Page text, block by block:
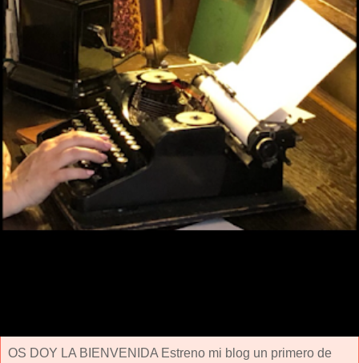
OS DOY LA BIENVENIDA Estreno mi blog un primero de